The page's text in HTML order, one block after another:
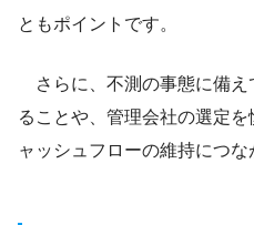
ともポイントです。
さらに、不測の事態に備え
ることや、管理会社の選定
ャッシュフローの維持につな